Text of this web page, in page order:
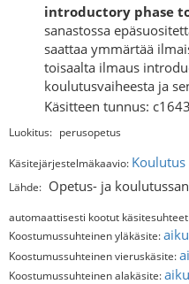
introductory phase
sanastossa
saattaa ymmärtää
toisaalta ilmaus
koulutusvaiheesta ja
Käsitteen tunnus: c1643
Luokitus: perusopetus
Käsitejärjestelmäkaavio: Koulutus
Lähde: Opetus- ja
automaattisesti kootut käsitesuhteet
Koostumussuhteinen yläkäsite:
Koostumussuhteinen vieruskäsite:
Koostumussuhteinen alakäsite: